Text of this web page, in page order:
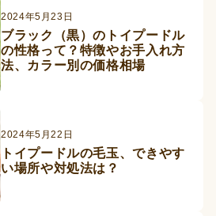
2024年5月23日
ブラック（黒）のトイプードル
の性格って？特徴やお手入れ方
法、カラー別の価格相場
2024年5月22日
トイプードルの毛玉、できやす
い場所や対処法は？